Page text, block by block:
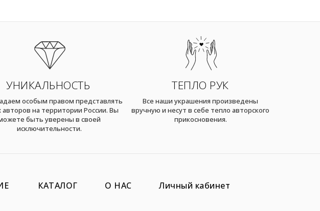
УНИКАЛЬНОСТЬ
особым правом представлять
на территории России. Вы
быть уверены в своей
исключительности.
ТЕПЛО РУК
Все наши украшения произведены
вручную и несут в себе тепло авторского
прикосновения.
КАТАЛОГ О НАС Личный кабинет